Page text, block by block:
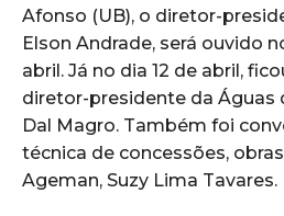
Afonso (UB), o diretor-
Elson Andrade, será ouvido
abril. Já no dia 12 de abril,
diretor-presidente da Águas
Dal Magro. Também foi
técnica de concessões,
Ageman, Suzy Lima Tavares.